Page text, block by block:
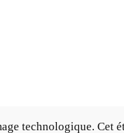
technologique. Cet